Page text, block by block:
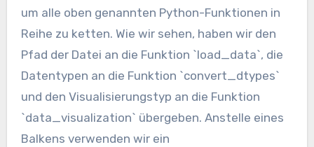
um alle oben genannten Python-Funktionen in
Reihe zu ketten. Wie wir sehen, haben wir den
Pfad der Datei an die Funktion `load_data`, die
Datentypen an die Funktion `convert_dtypes`
und den Visualisierungstyp an die Funktion
`data_visualization` übergeben. Anstelle eines
Balkens verwenden wir ein